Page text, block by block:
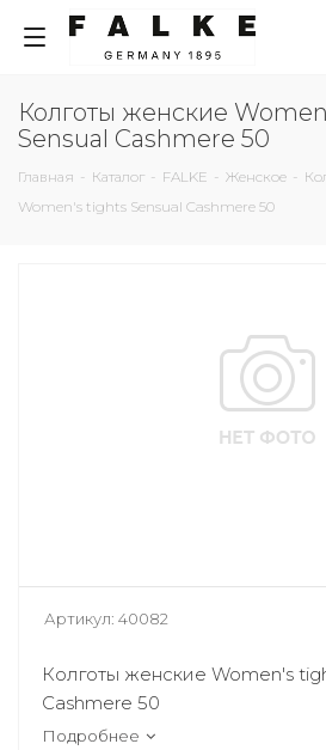
Колготы женские
Sensual Cashmere 50
Главная - Каталог - FALKE - Женское -
Women's tights Sensual Cashmere 50
Артикул: 40082
Колготы женские Women's
Cashmere 50
Подробнее